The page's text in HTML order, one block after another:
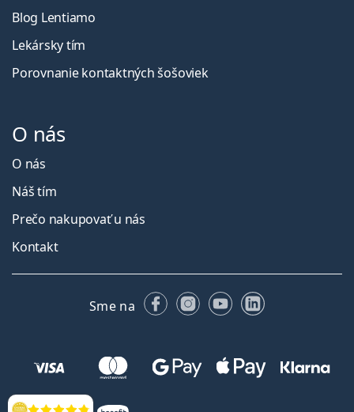
Blog Lentiamo
Lekársky tím
Porovnanie kontaktných šošoviek
O nás
O nás
Náš tím
Prečo nakupovať u nás
Kontakt
Sme na FacebookuInstagrame
YouTubeLinkedIn